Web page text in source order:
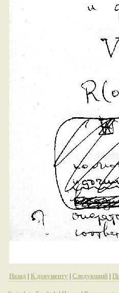
Назад | К документу | Следующий |